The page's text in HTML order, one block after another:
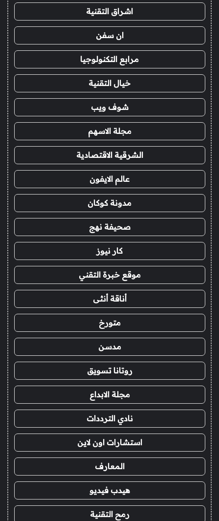
اشراق التقنية
ان سفن
مرابع التكنولوجيا
خيال التقنية
شوف ويب
مجلة الاسهم
الشرقية الاقتصادية
عالم الايفون
مدونة كوكان
صحيفة نهج
كار نيوز
موقع خبرة التقني
أناقة أنثى
متورخ
مدسن
روتانا تسويق
مجلة الابداع
نادي الترددات
استشارات اون لاين
المعارف
هيدب فيديو
رمح التقنية